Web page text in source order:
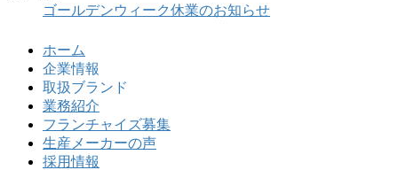
ゴールデンウィーク休業のお知らせ
ホーム
企業情報
取扱ブランド
業務紹介
フランチャイズ募集
生産メーカーの声
採用情報